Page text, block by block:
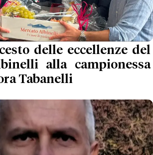
delle eccellenze del
alla campionessa
Tabanelli